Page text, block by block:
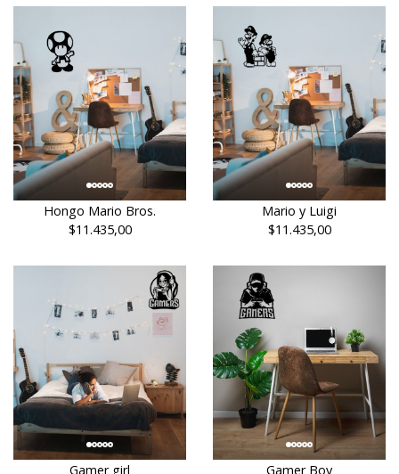
Hongo Mario Bros.
$11.435,00
Mario y Luigi
$11.435,00
Gamer girl
Gamer Boy